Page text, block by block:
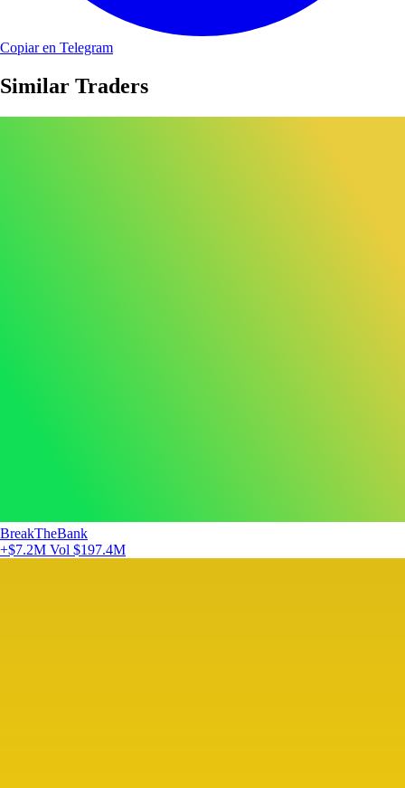
Copiar en Telegram
Similar Traders
BreakTheBank
+$7.2M Vol $197.4M